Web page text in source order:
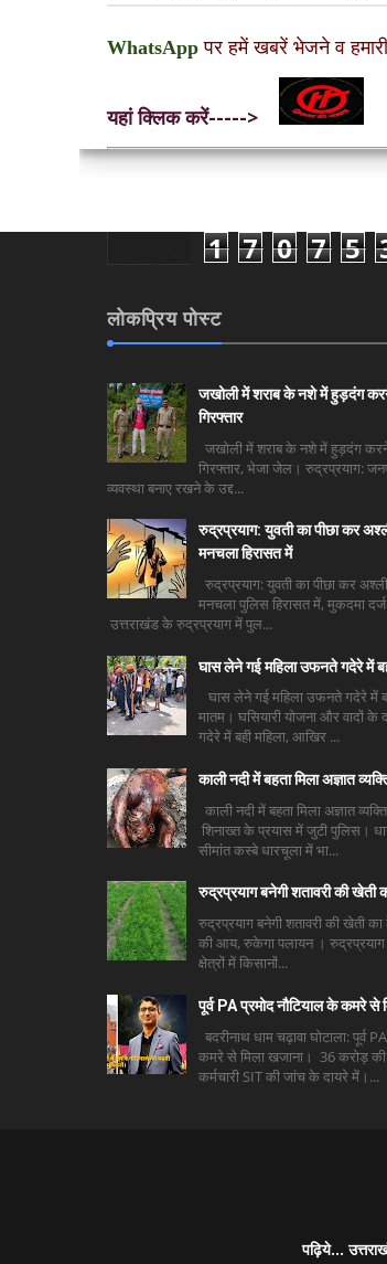
WhatsApp पर हमें खबरें भेजने व
यहां क्लिक करें----->
1 7 0 7 5
लोकप्रिय पोस्ट
जखोली में शराब के नशे में हुड़दंग
गिरफ्तार
जखोली में शराब के नशे में हुड़दंग
गिरफ्तार, भेजा जेल। रुद्रप्रयाग:
व्यवस्था बनाए रखने के उद्द...
रुद्रप्रयाग: युवती का पीछा कर
मनचला हिरासत में
रुद्रप्रयाग: युवती का पीछा कर
मनचला पुलिस हिरासत में, मुकदमा
उत्तराखंड के रुद्रप्रयाग में पुल...
घास लेने गई महिला उफनते गदेरे में
घास लेने गई महिला उफनते गदेरे में
मातम। घसियारी योजना और वादों के
गदेरे में बही महिला, आखिर ...
काली नदी में बहता मिला अज्ञात
काली नदी में बहता मिला अज्ञात
शिनाख्त के प्रयास में जुटी पुलिस।
सीमांत कस्बे धारचूला में भा...
रुद्रप्रयाग बनेगी शतावरी की खेती
रुद्रप्रयाग बनेगी शतावरी की खेती
की आय, रुकेगा पलायन । रुद्रप्रयाग
क्षेत्रों में किसानों...
पूर्व PA प्रमोद नौटियाल के कमरे से
बदरीनाथ धाम चढ़ावा घोटाला: पूर्व
कमरे से मिला खजाना। 36 करोड़ की
कर्मचारी SIT की जांच के दायरे में।...
पढ़िये...